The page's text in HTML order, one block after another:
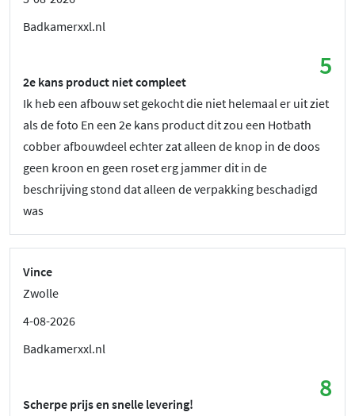
Badkamerxxl.nl
5
2e kans product niet compleet
Ik heb een afbouw set gekocht die niet helemaal er uit ziet
als de foto En een 2e kans product dit zou een Hotbath
cobber afbouwdeel echter zat alleen de knop in de doos
geen kroon en geen roset erg jammer dit in de
beschrijving stond dat alleen de verpakking beschadigd
was
Vince
Zwolle
4-08-2026
Badkamerxxl.nl
8
Scherpe prijs en snelle levering!